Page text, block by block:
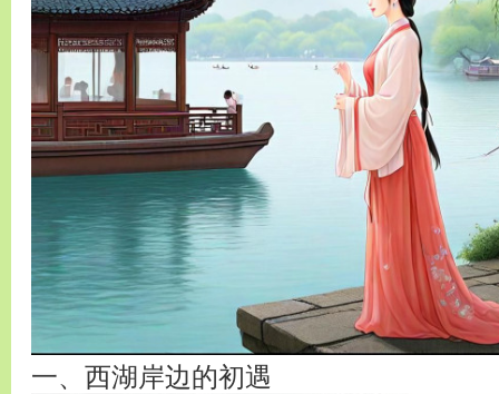
一、西湖岸边的初遇